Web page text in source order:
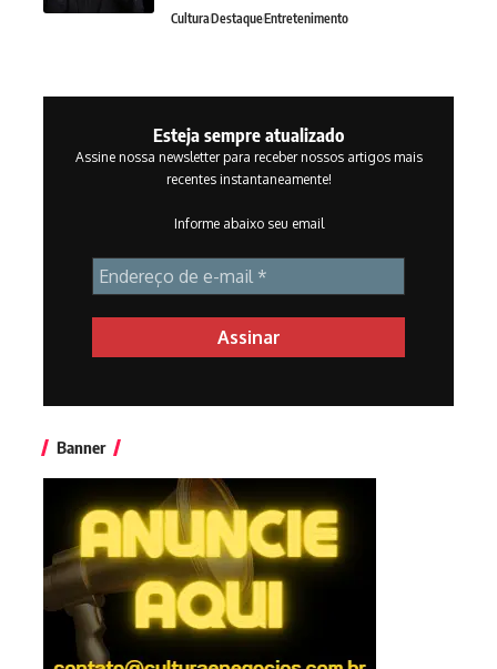
CulturaDestaqueEntretenimento
Esteja sempre atualizado
Assine nossa newsletter para receber nossos artigos mais
recentes instantaneamente!
Informe abaixo seu email
Banner